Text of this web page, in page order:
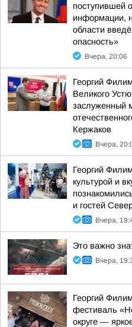
поступившей
информации,
области
опасность»
Вчера, 20:06
Георгий
Великого
заслуженный
Кержаков
Вчера,
Георгий
культурой и
и гостей
Вчера,
Это важно
Вчера,
Георгий
фестиваль
округе —